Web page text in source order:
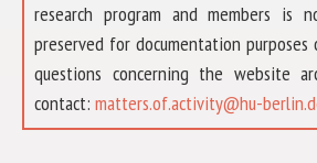
research program and members
preserved for documentation purposes
questions concerning the website
contact: matters.of.activity@hu-
ÜBER UNS